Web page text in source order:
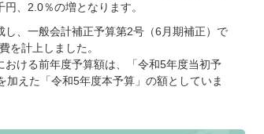
、2.0％の増となります。
、一般会計補正予算第2号（6月期補正）で
を計上しました。
ける前年度予算額は、「令和5年度当初予
えた「令和5年度本予算」の額としていま